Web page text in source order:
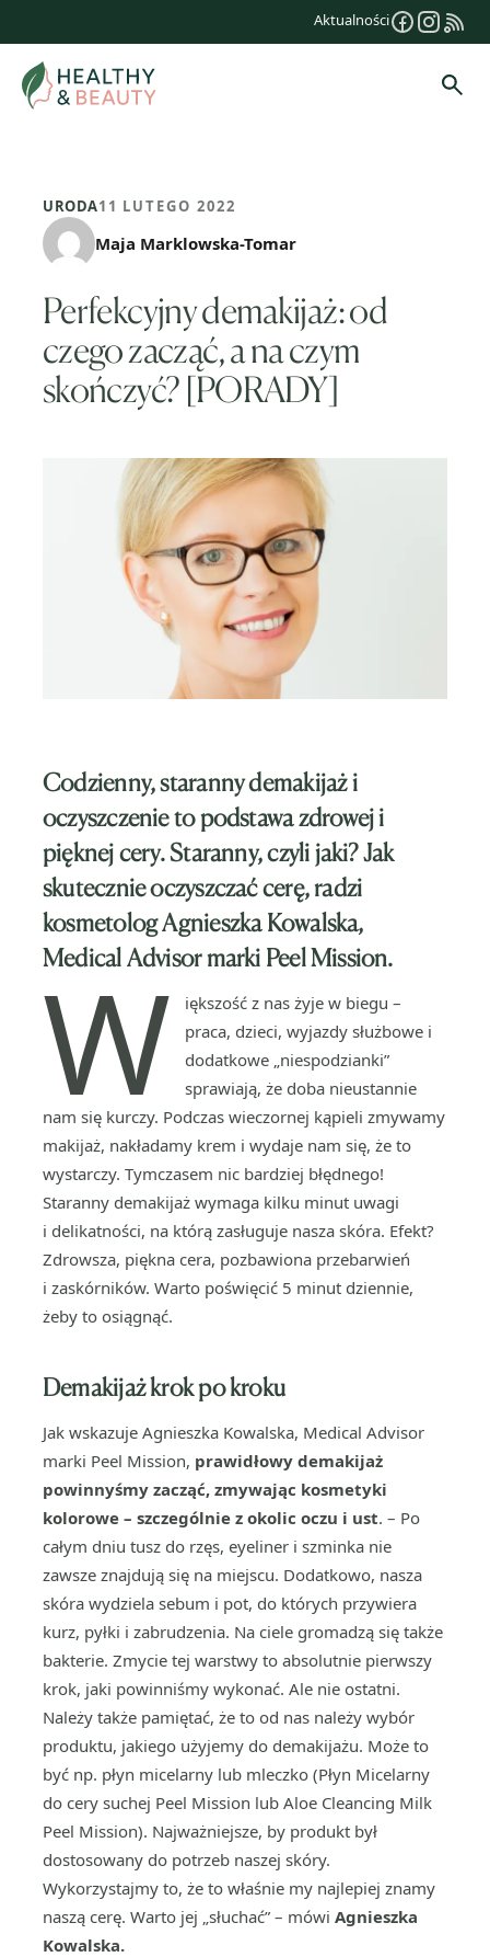
treści
Aktualności
URODA11 LUTEGO 2022
Maja Marklowska-Tomar
Perfekcyjny demakijaż: od
czego zacząć, a na czym
skończyć? [PORADY]
Codzienny, staranny demakijaż i
oczyszczenie to podstawa zdrowej i
pięknej cery. Staranny, czyli jaki? Jak
skutecznie oczyszczać cerę, radzi
kosmetolog Agnieszka Kowalska,
Medical Advisor marki Peel Mission.
W
iększość z nas żyje w biegu –
praca, dzieci, wyjazdy służbowe i
dodatkowe „niespodzianki”
sprawiają, że doba nieustannie
nam się kurczy. Podczas wieczornej kąpieli zmywamy
makijaż, nakładamy krem i wydaje nam się, że to
wystarczy. Tymczasem nic bardziej błędnego!
Staranny demakijaż wymaga kilku minut uwagi
i delikatności, na którą zasługuje nasza skóra. Efekt?
Zdrowsza, piękna cera, pozbawiona przebarwień
i zaskórników. Warto poświęcić 5 minut dziennie,
żeby to osiągnąć.
Demakijaż krok po kroku
Jak wskazuje Agnieszka Kowalska, Medical Advisor
marki Peel Mission, prawidłowy demakijaż
powinnyśmy zacząć, zmywając kosmetyki
kolorowe – szczególnie z okolic oczu i ust. – Po
całym dniu tusz do rzęs, eyeliner i szminka nie
zawsze znajdują się na miejscu. Dodatkowo, nasza
skóra wydziela sebum i pot, do których przywiera
kurz, pyłki i zabrudzenia. Na ciele gromadzą się także
bakterie. Zmycie tej warstwy to absolutnie pierwszy
krok, jaki powinniśmy wykonać. Ale nie ostatni.
Należy także pamiętać, że to od nas należy wybór
produktu, jakiego użyjemy do demakijażu. Może to
być np. płyn micelarny lub mleczko (Płyn Micelarny
do cery suchej Peel Mission lub Aloe Cleancing Milk
Peel Mission). Najważniejsze, by produkt był
dostosowany do potrzeb naszej skóry.
Wykorzystajmy to, że to właśnie my najlepiej znamy
naszą cerę. Warto jej „słuchać” – mówi Agnieszka
Kowalska.